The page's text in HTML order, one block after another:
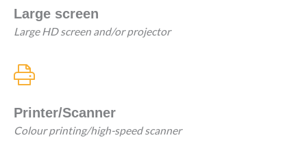
Large screen
Large HD screen and/or projector
Printer/Scanner
Colour printing/high-speed scanner